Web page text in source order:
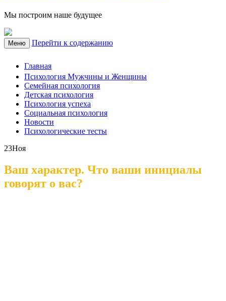
Мы построим наше будущее
Меню Перейти к содержанию
Главная
Психология Мужчины и Женщины
Семейная психология
Детская психология
Психология успеха
Социальная психология
Новости
Психологические тесты
23Ноя
Ваш характер. Что ваши инициалы
говорят о вас?